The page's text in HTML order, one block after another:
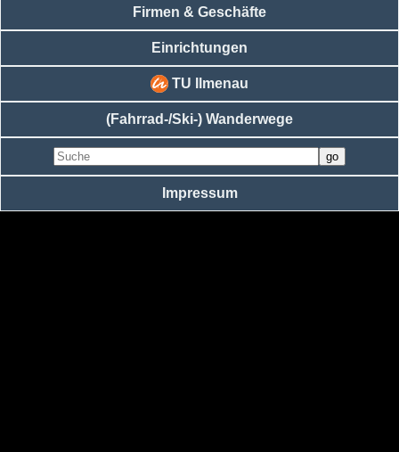
Firmen & Geschäfte
Einrichtungen
TU Ilmenau
(Fahrrad-/Ski-) Wanderwege
Impressum